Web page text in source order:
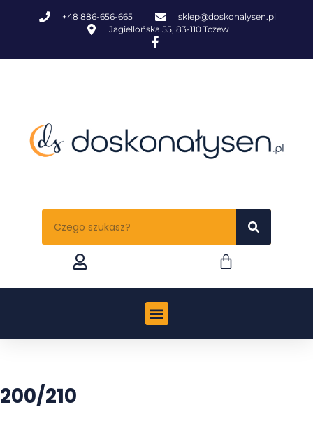
+48 886-656-665
sklep@doskonalysen.pl
Jagiellońska 55, 83-110 Tczew
200/210